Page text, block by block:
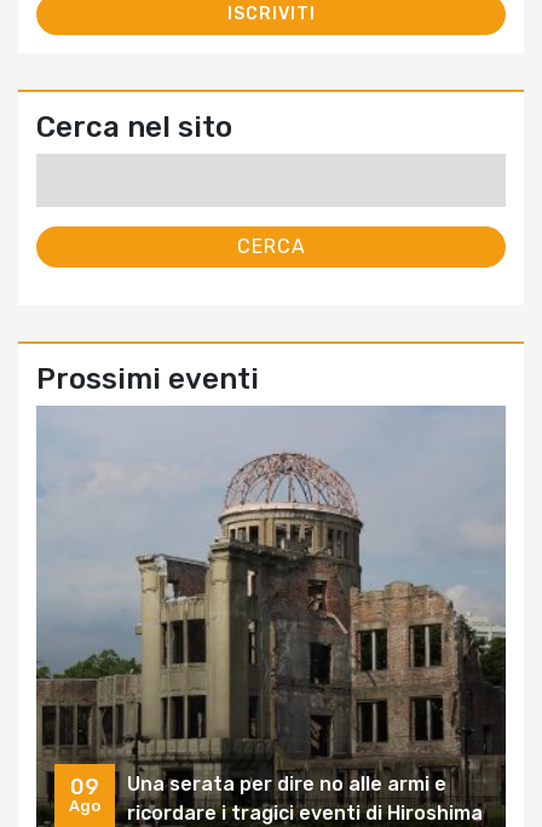
Cerca nel sito
Prossimi eventi
09
Ago
Una serata per dire no alle armi e
ricordare i tragici eventi di Hiroshima